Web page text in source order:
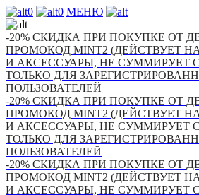
0 0 МЕНЮ
-20% СКИДКА ПРИ ПОКУПКЕ ОТ
ПРОМОКОД MINT2 (ДЕЙСТВУЕТ
И АКСЕССУАРЫ, НЕ СУММИРУЕТ
ТОЛЬКО ДЛЯ
ПОЛЬЗОВАТЕЛЕЙ
-20% СКИДКА ПРИ ПОКУПКЕ ОТ
ПРОМОКОД MINT2 (ДЕЙСТВУЕТ
И АКСЕССУАРЫ, НЕ СУММИРУЕТ
ТОЛЬКО ДЛЯ
ПОЛЬЗОВАТЕЛЕЙ
-20% СКИДКА ПРИ ПОКУПКЕ ОТ
ПРОМОКОД MINT2 (ДЕЙСТВУЕТ
И АКСЕССУАРЫ, НЕ СУММИРУЕТ